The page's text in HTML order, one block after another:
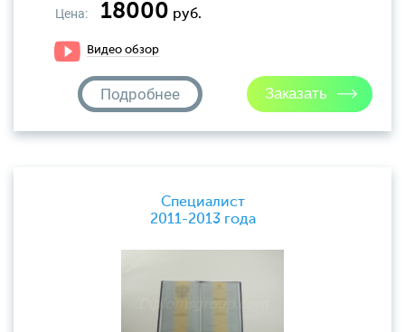
Цена: 18000 руб.
Видео обзор
Подробнее
Специалист
2011-2013 года